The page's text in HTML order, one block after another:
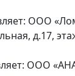
ООО
д.17,
ООО